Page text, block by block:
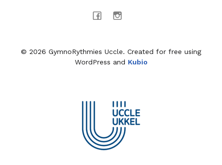
© 2026 GymnoRythmies Uccle. Created for free using
WordPress and Kubio